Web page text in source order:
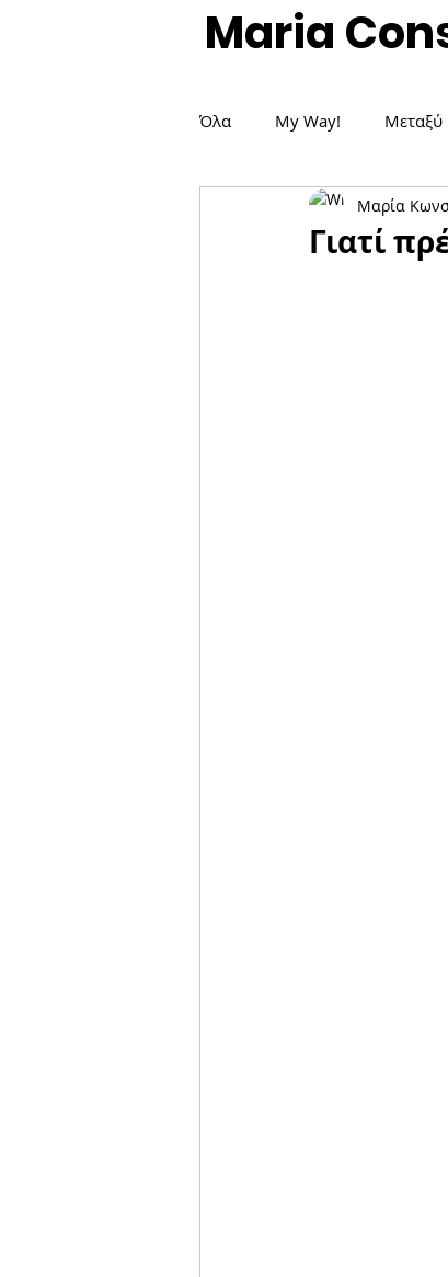
Maria
Όλα My Way!
Δημοσιεύσεις / Άρθρα
Γιατί
Μαρία